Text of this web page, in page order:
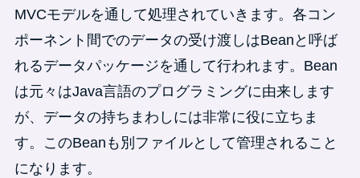
MVCモデルを通して処理されていきます。各コン
ポーネント間でのデータの受け渡しはBeanと呼ば
れるデータパッケージを通して行われます。Bean
は元々はJava言語のプログラミングに由来します
が、データの持ちまわしには非常に役に立ちま
す。このBeanも別ファイルとして管理されること
になります。